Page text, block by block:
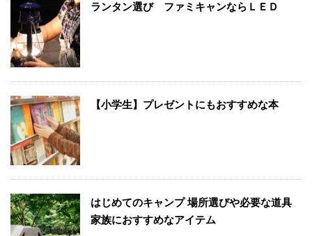
ランタン選び ファミキャンならＬＥＤ
【小学生】プレゼントにもおすすめな本
はじめてのキャンプ 場所選びや必要な道具
家族におすすめなアイテム